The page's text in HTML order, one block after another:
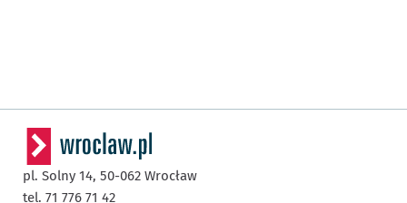
pl. Solny 14, 50-062 Wrocław
tel. 71 776 71 42